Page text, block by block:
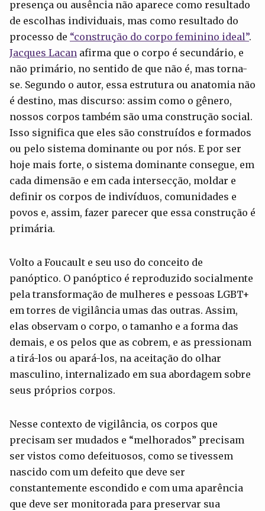
presença ou ausência não aparece como resultado
de escolhas individuais, mas como resultado do
processo de “construção do corpo feminino ideal”.
Jacques Lacan afirma que o corpo é secundário, e
não primário, no sentido de que não é, mas torna-
se. Segundo o autor, essa estrutura ou anatomia não
é destino, mas discurso: assim como o gênero,
nossos corpos também são uma construção social.
Isso significa que eles são construídos e formados
ou pelo sistema dominante ou por nós. E por ser
hoje mais forte, o sistema dominante consegue, em
cada dimensão e em cada intersecção, moldar e
definir os corpos de indivíduos, comunidades e
povos e, assim, fazer parecer que essa construção é
primária.
Volto a Foucault e seu uso do conceito de
panóptico. O panóptico é reproduzido socialmente
pela transformação de mulheres e pessoas LGBT+
em torres de vigilância umas das outras. Assim,
elas observam o corpo, o tamanho e a forma das
demais, e os pelos que as cobrem, e as pressionam
a tirá-los ou apará-los, na aceitação do olhar
masculino, internalizado em sua abordagem sobre
seus próprios corpos.
Nesse contexto de vigilância, os corpos que
precisam ser mudados e “melhorados” precisam
ser vistos como defeituosos, como se tivessem
nascido com um defeito que deve ser
constantemente escondido e com uma aparência
que deve ser monitorada para preservar sua